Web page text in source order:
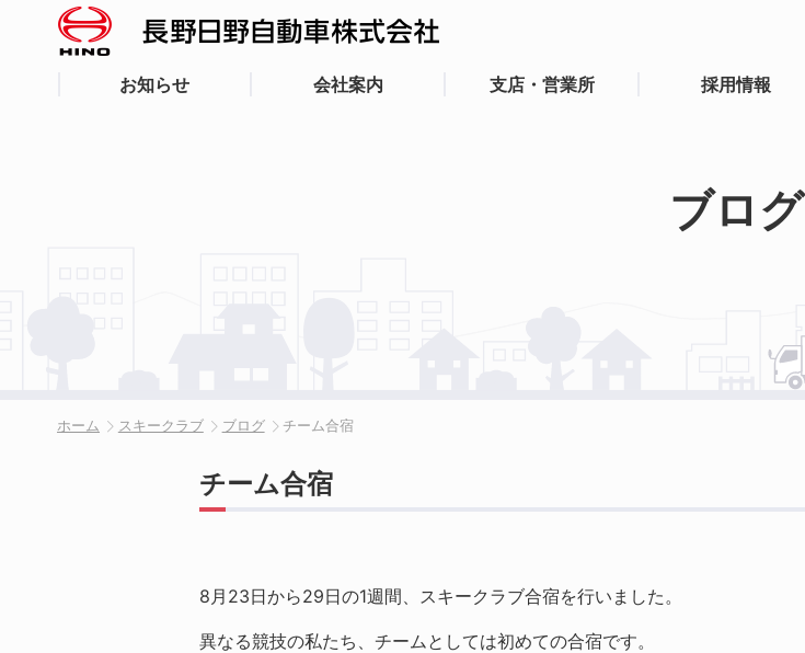
お知らせ 会社案内 支店・営業所 採用情報
ブログ
ホーム スキークラブ ブログ チーム合宿
チーム合宿
8月23日から29日の1週間、スキークラブ合宿を行いました。
異なる競技の私たち、チームとしては初めての合宿です。